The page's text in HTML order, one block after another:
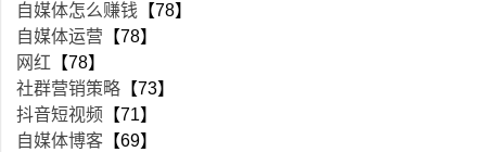
自媒体怎么赚钱 【78】
自媒体运营 【78】
网红 【78】
社群营销策略 【73】
抖音短视频 【71】
自媒体博客 【69】